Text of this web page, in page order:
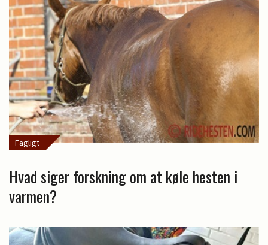
Fagligt
Hvad siger forskning om at køle hesten i
varmen?